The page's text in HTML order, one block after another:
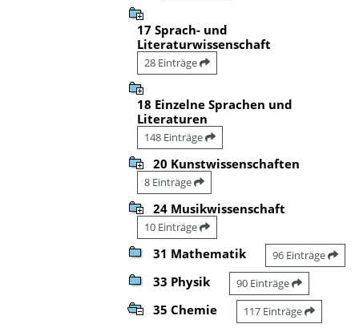
17 Sprach- und
Literaturwissenschaft
28 Einträge
18 Einzelne Sprachen und
Literaturen
148 Einträge
20 Kunstwissenschaften
8 Einträge
24 Musikwissenschaft
10 Einträge
31 Mathematik 96 Einträge
33 Physik 90 Einträge
35 Chemie 117 Einträge